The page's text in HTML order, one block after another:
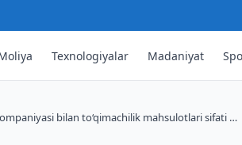
Texnologiyalar Madaniyat
bilan to‘qimachilik mahsulotlari sifati …